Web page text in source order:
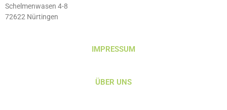
Schelmenwasen 4-8
72622 Nürtingen
IMPRESSUM
ÜBER UNS